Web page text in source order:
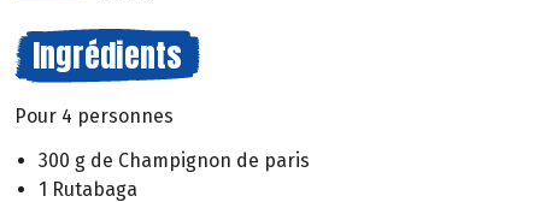
Ingrédients
Pour 4 personnes
300 g de Champignon de paris
1 Rutabaga